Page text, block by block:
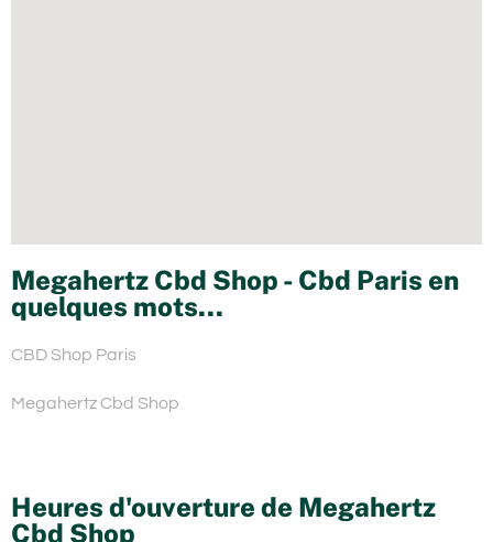
Megahertz Cbd Shop - Cbd Paris en
quelques mots...
CBD Shop Paris
Megahertz Cbd Shop
Heures d'ouverture de Megahertz
Cbd Shop